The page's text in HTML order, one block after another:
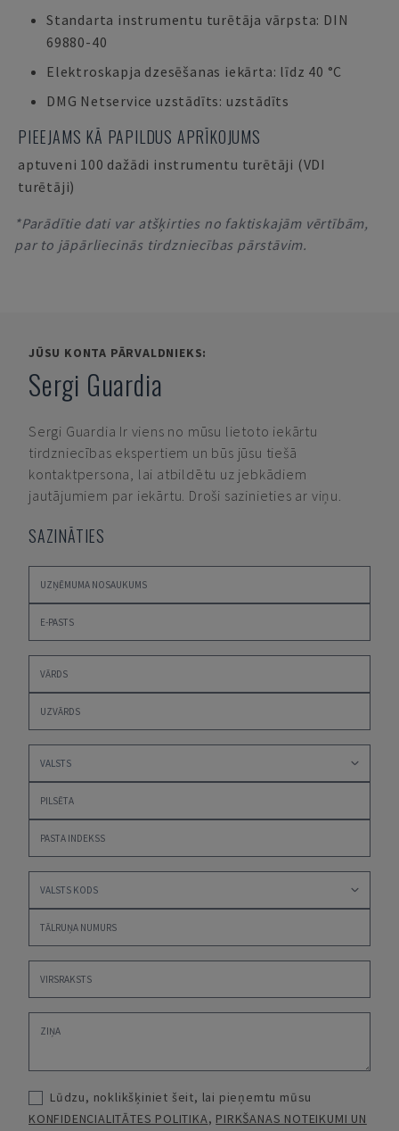
Standarta instrumentu turētāja vārpsta: DIN
69880-40
Elektroskapja dzesēšanas iekārta: līdz 40 °C
DMG Netservice uzstādīts: uzstādīts
PIEEJAMS KĀ PAPILDUS APRĪKOJUMS
aptuveni 100 dažādi instrumentu turētāji (VDI
turētāji)
*Parādītie dati var atšķirties no faktiskajām vērtībām,
par to jāpārliecinās tirdzniecības pārstāvim.
JŪSU KONTA PĀRVALDNIEKS:
Sergi Guardia
Sergi Guardia Ir viens no mūsu lietoto iekārtu
tirdzniecības ekspertiem un būs jūsu tiešā
kontaktpersona, lai atbildētu uz jebkādiem
jautājumiem par iekārtu. Droši sazinieties ar viņu.
SAZINĀTIES
Lūdzu, noklikšķiniet šeit, lai pieņemtu mūsu
KONFIDENCIALITĀTES POLITIKA, PIRKŠANAS NOTEIKUMI UN